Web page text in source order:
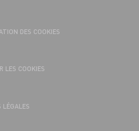
DES COOKIES
LES COOKIES